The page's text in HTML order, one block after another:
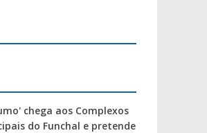
chega aos Complexos
do Funchal e pretende